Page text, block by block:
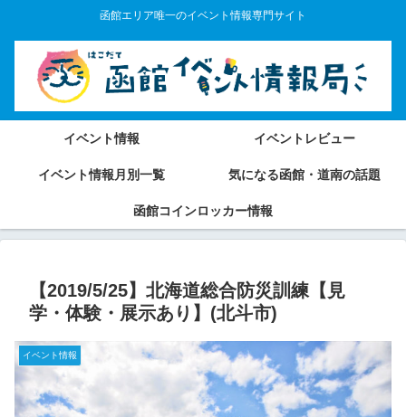
函館エリア唯一のイベント情報専門サイト
イベント情報 イベントレビュー
イベント情報月別一覧 気になる函館・道南の話題
函館コインロッカー情報
【2019/5/25】北海道総合防災訓練【見
学・体験・展示あり】(北斗市)
イベント情報